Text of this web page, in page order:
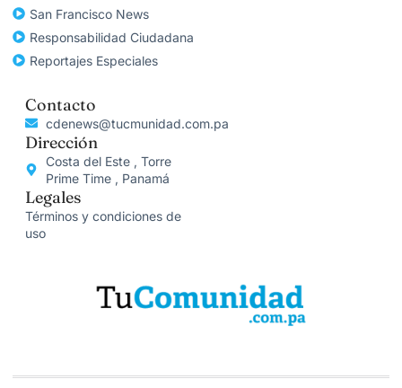
San Francisco News
Responsabilidad Ciudadana
Reportajes Especiales
Contacto
cdenews@tucmunidad.com.pa
Dirección
Costa del Este , Torre
Prime Time , Panamá
Legales
Términos y condiciones de
uso